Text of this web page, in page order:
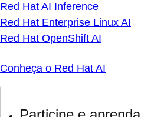
Red Hat AI Inference
Red Hat Enterprise Linux AI
Red Hat OpenShift AI
Conheça o Red Hat AI